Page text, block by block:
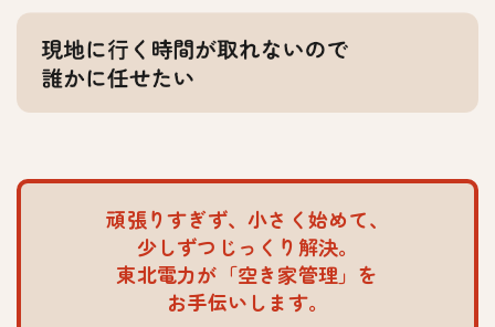
頑張りすぎず、小さく始めて、
少しずつじっくり解決。
東北電力が「空き家管理」を
お手伝いします。